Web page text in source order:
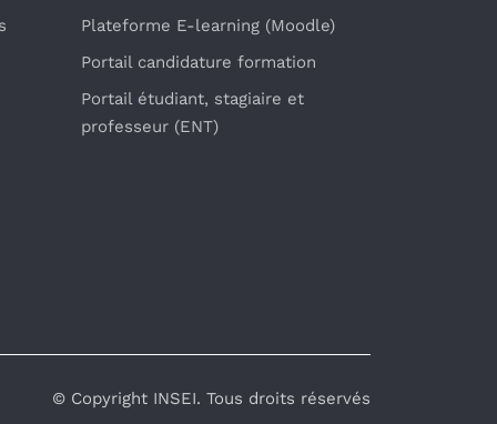
Plateforme E-learning (Moodle)
Portail candidature formation
Portail étudiant, stagiaire et
professeur (ENT)
© Copyright INSEI. Tous droits réservés